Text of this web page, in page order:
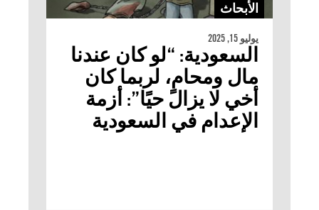
الأبحاث
يوليو 15, 2025
السعودية: “لو كان عندنا
مال ومحامٍ، لربما كان
أخي لا يزال حيًا”: أزمة
الإعدام في السعودية